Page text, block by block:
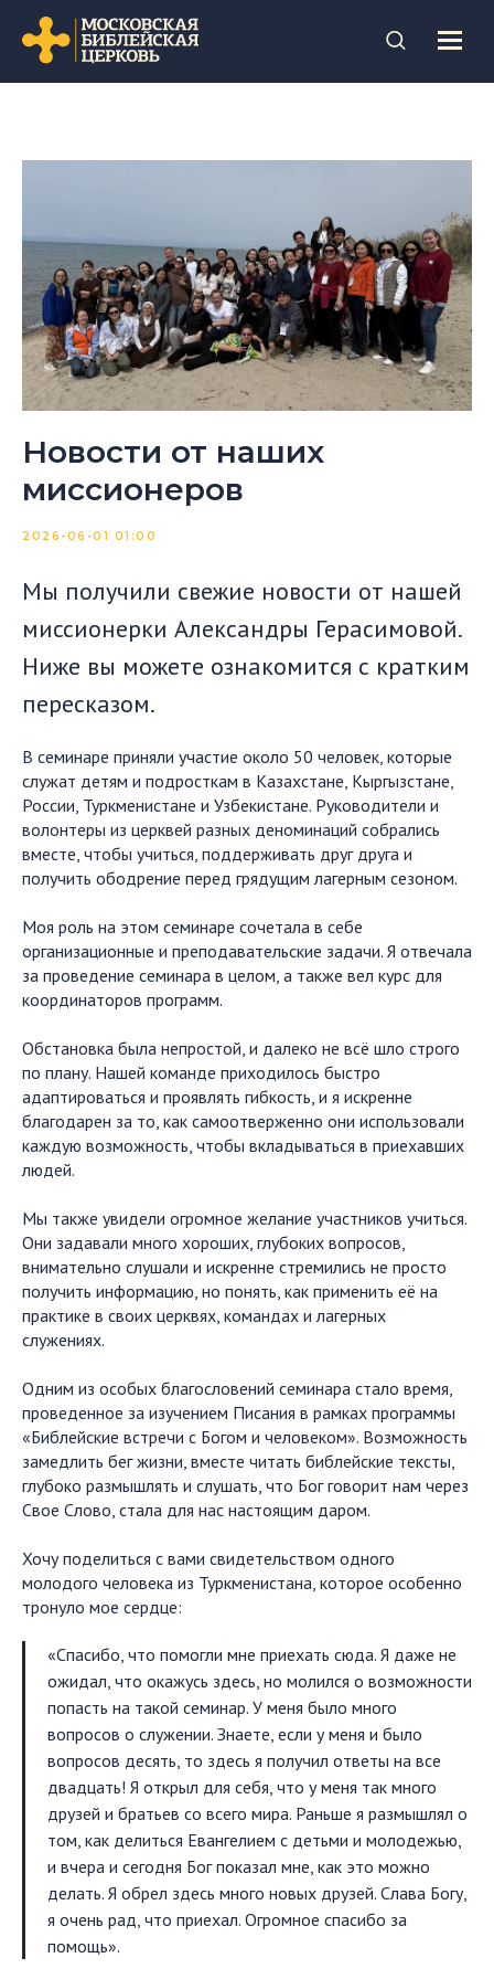
Новости от наших
миссионеров
2026-06-01 01:00
Мы получили свежие новости от нашей
миссионерки Александры Герасимовой.
Ниже вы можете ознакомится с кратким
пересказом.
В семинаре приняли участие около 50 человек, которые
служат детям и подросткам в Казахстане, Кыргызстане,
России, Туркменистане и Узбекистане. Руководители и
волонтеры из церквей разных деноминаций собрались
вместе, чтобы учиться, поддерживать друг друга и
получить ободрение перед грядущим лагерным сезоном.
Моя роль на этом семинаре сочетала в себе
организационные и преподавательские задачи. Я отвечала
за проведение семинара в целом, а также вел курс для
координаторов программ.
Обстановка была непростой, и далеко не всё шло строго
по плану. Нашей команде приходилось быстро
адаптироваться и проявлять гибкость, и я искренне
благодарен за то, как самоотверженно они использовали
каждую возможность, чтобы вкладываться в приехавших
людей.
Мы также увидели огромное желание участников учиться.
Они задавали много хороших, глубоких вопросов,
внимательно слушали и искренне стремились не просто
получить информацию, но понять, как применить её на
практике в своих церквях, командах и лагерных
служениях.
Одним из особых благословений семинара стало время,
проведенное за изучением Писания в рамках программы
«Библейские встречи с Богом и человеком». Возможность
замедлить бег жизни, вместе читать библейские тексты,
глубоко размышлять и слушать, что Бог говорит нам через
Свое Слово, стала для нас настоящим даром.
Хочу поделиться с вами свидетельством одного
молодого человека из Туркменистана, которое особенно
тронуло мое сердце:
«Спасибо, что помогли мне приехать сюда. Я даже не
ожидал, что окажусь здесь, но молился о возможности
попасть на такой семинар. У меня было много
вопросов о служении. Знаете, если у меня и было
вопросов десять, то здесь я получил ответы на все
двадцать! Я открыл для себя, что у меня так много
друзей и братьев со всего мира. Раньше я размышлял о
том, как делиться Евангелием с детьми и молодежью,
и вчера и сегодня Бог показал мне, как это можно
делать. Я обрел здесь много новых друзей. Слава Богу,
я очень рад, что приехал. Огромное спасибо за
помощь».